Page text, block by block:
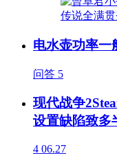
电水壶功率一
问答 5
现代战争
设置缺陷致多
4 06.27